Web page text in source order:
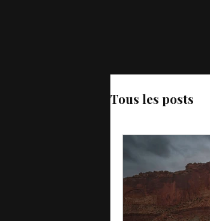
Tous les posts